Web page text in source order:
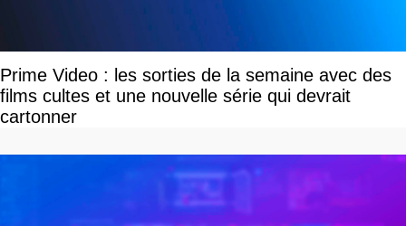
Prime Video : les sorties de la semaine avec des
films cultes et une nouvelle série qui devrait
cartonner